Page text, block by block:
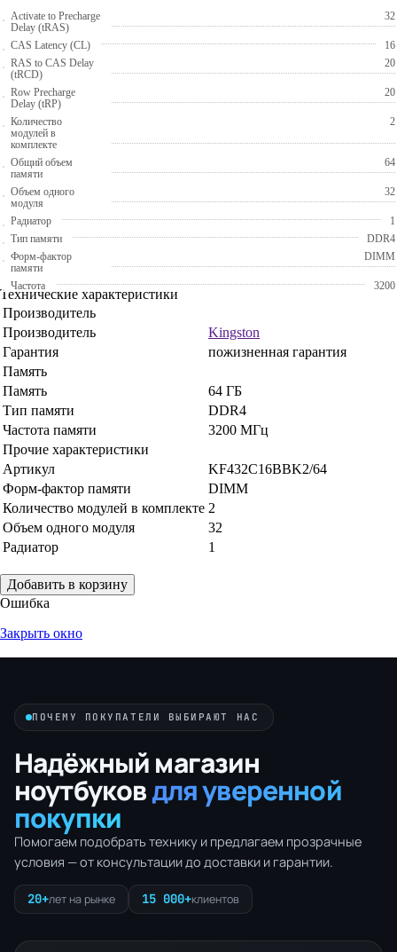
Activate to Precharge
Delay (tRAS)
32
CAS Latency (CL)
16
RAS to CAS Delay
(tRCD)
20
Row Precharge
Delay (tRP)
20
Количество
модулей в
комплекте
2
Общий объем
памяти
64
Объем одного
модуля
32
Радиатор
1
Тип памяти
DDR4
Форм-фактор
памяти
DIMM
Частота 3200
Технические характеристики
Производитель
Производитель
Kingston
Гарантия
пожизненная гарантия
Память
Память
64 ГБ
Тип памяти
DDR4
Частота памяти
3200 МГц
Прочие характеристики
Артикул
KF432C16BBK2/64
Форм-фактор памяти
DIMM
Количество модулей в комплекте 2
Объем одного модуля
32
Радиатор
1
Добавить в корзину
Ошибка
Закрыть окно
ПОЧЕМУ ПОКУПАТЕЛИ ВЫБИРАЮТ НАС
Надёжный магазин
ноутбуковдля уверенной
покупки
Помогаем подобрать технику и предлагаем прозрачные
условия — от консультации до доставки и гарантии.
20+лет на рынке 15 000+клиентов